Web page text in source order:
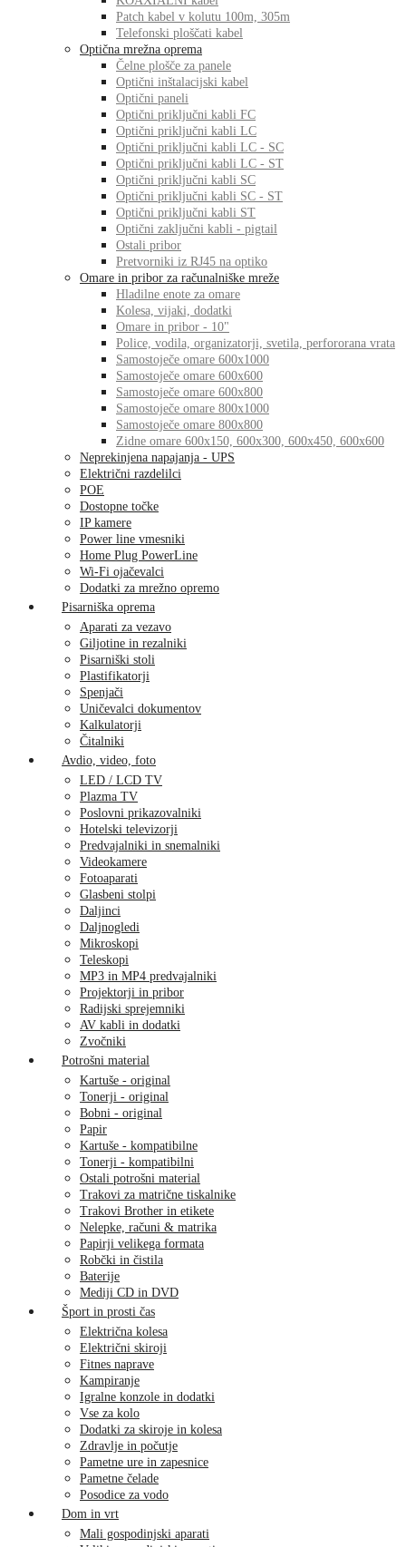
Patch kabel v kolutu 100m, 305m
Telefonski ploščati kabel
Optična mrežna oprema
Čelne plošče za panele
Optični inštalacijski kabel
Optični paneli
Optični priključni kabli FC
Optični priključni kabli LC
Optični priključni kabli LC - SC
Optični priključni kabli LC - ST
Optični priključni kabli SC
Optični priključni kabli SC - ST
Optični priključni kabli ST
Optični zaključni kabli - pigtail
Ostali pribor
Pretvorniki iz RJ45 na optiko
Omare in pribor za računalniške mreže
Hladilne enote za omare
Kolesa, vijaki, dodatki
Omare in pribor - 10"
Police, vodila, organizatorji, svetila, perfororana vrata
Samostoječe omare 600x1000
Samostoječe omare 600x600
Samostoječe omare 600x800
Samostoječe omare 800x1000
Samostoječe omare 800x800
Zidne omare 600x150, 600x300, 600x450, 600x600
Neprekinjena napajanja - UPS
Električni razdelilci
POE
Dostopne točke
IP kamere
Power line vmesniki
Home Plug PowerLine
Wi-Fi ojačevalci
Dodatki za mrežno opremo
Pisarniška oprema
Aparati za vezavo
Giljotine in rezalniki
Pisarniški stoli
Plastifikatorji
Spenjači
Uničevalci dokumentov
Kalkulatorji
Čitalniki
Avdio, video, foto
LED / LCD TV
Plazma TV
Poslovni prikazovalniki
Hotelski televizorji
Predvajalniki in snemalniki
Videokamere
Fotoaparati
Glasbeni stolpi
Daljinci
Daljnogledi
Mikroskopi
Teleskopi
MP3 in MP4 predvajalniki
Projektorji in pribor
Radijski sprejemniki
AV kabli in dodatki
Zvočniki
Potrošni material
Kartuše - original
Tonerji - original
Bobni - original
Papir
Kartuše - kompatibilne
Tonerji - kompatibilni
Ostali potrošni material
Trakovi za matrične tiskalnike
Trakovi Brother in etikete
Nelepke, računi & matrika
Papirji velikega formata
Robčki in čistila
Baterije
Mediji CD in DVD
Šport in prosti čas
Električna kolesa
Električni skiroji
Fitnes naprave
Kampiranje
Igralne konzole in dodatki
Vse za kolo
Dodatki za skiroje in kolesa
Zdravlje in počutje
Pametne ure in zapesnice
Pametne čelade
Posodice za vodo
Dom in vrt
Mali gospodinjski aparati